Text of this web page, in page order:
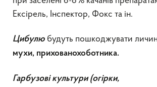
Ексірель, Інспектор, Фокс та ін.
Цибулю будуть пошкоджувати
мухи, прихованохоботника.
Гарбузові культури (огірки,